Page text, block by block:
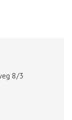
8/3